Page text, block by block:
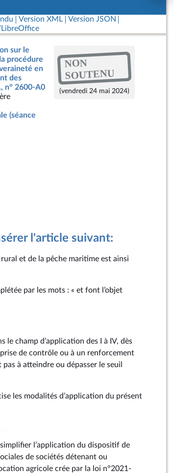
Version XML
Version JSON
sur le
procédure
en
des
n° 2600-A0
(séance
NON
SOUTENU
(vendredi 24 mai 2024)
l'article suivant:
rural et de la pêche maritime est ainsi
par les mots : « et font l’objet
le champ d’application des I à IV, dès
prise de contrôle ou à un renforcement
à atteindre ou dépasser le seuil
les modalités d’application du présent
l’application du dispositif de
de sociétés détenant ou
agricole crée par la loi n°2021-